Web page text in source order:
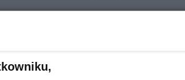
zjawiska pogodowe
do 35 km/h, jednak w